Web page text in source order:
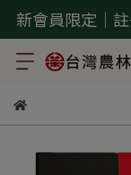
新會員限定｜